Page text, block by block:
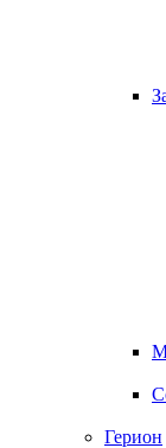
Герион